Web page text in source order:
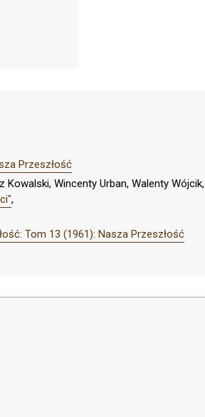
Przeszłość
Wincenty Urban, Walenty Wójcik,
,
Tom 13 (1961): Nasza Przeszłość